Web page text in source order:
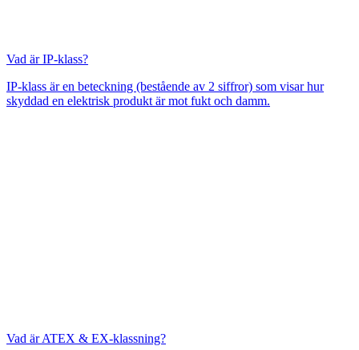
Vad är IP-klass?
IP-klass är en beteckning (bestående av 2 siffror) som visar hur
skyddad en elektrisk produkt är mot fukt och damm.
Vad är ATEX & EX-klassning?